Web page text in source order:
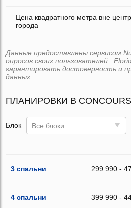
Цена квадратного метра вне
города
Данные предоставлены сервисом
опросов своих пользователей .
гарантировать достоверность и
данных.
ПЛАНИРОВКИ В
Блок Все блоки
3 спальни 299 990 -
4 спальни 399 990 -